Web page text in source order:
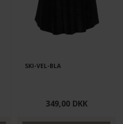
SKI-VEL-BLA
349,00 DKK